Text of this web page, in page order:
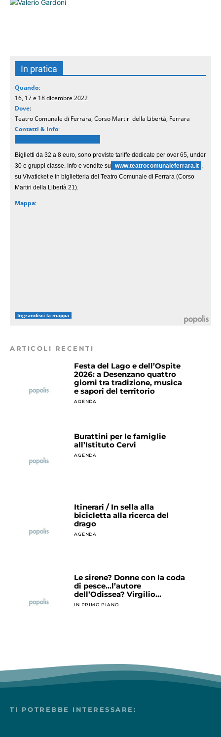
In pratica
Quando:
16, 17 e 18 dicembre 2022
Dove:
Teatro Comunale di Ferrara, Corso Martiri della Libertà, Ferrara
Contatti & Info:
Biglietti da 32 a 8 euro, sono previste tariffe dedicate per over 65, under
30 e gruppi classe. Info e vendite su
www.teatrocomunaleferrara.it ,
su Vivaticket e in biglietteria del Teatro Comunale di Ferrara (Corso
Martiri della Libertà 21).
Mappa:
Ingrandisci la mappa
ARTICOLI RECENTI
Festa del Lago e dell’Ospite
2026: a Desenzano quattro
giorni tra tradizione, musica
e sapori del territorio
AGENDA
Burattini per le famiglie
all’Istituto Cervi
AGENDA
Itinerari / In sella alla
bicicletta alla ricerca del
drago
AGENDA
Le sirene? Donne con la coda
di pesce…l’autore
dell’Odissea? Virgilio…
IN PRIMO PIANO
TI POTREBBE INTERESSARE: